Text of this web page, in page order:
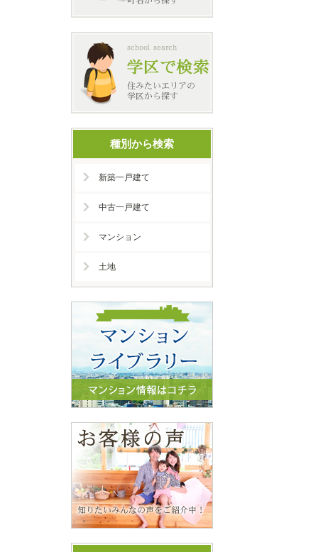
種別から検索
新築一戸建て
中古一戸建て
マンション
土地